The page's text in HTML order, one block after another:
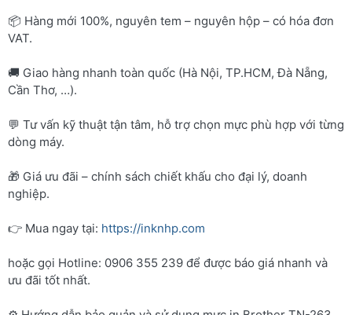
📦 Hàng mới 100%, nguyên tem – nguyên hộp – có hóa đơn
VAT.
🚚 Giao hàng nhanh toàn quốc (Hà Nội, TP.HCM, Đà Nẵng,
Cần Thơ, …).
💬 Tư vấn kỹ thuật tận tâm, hỗ trợ chọn mực phù hợp với từng
dòng máy.
🎁 Giá ưu đãi – chính sách chiết khấu cho đại lý, doanh
nghiệp.
👉 Mua ngay tại: https://inknhp.com
hoặc gọi Hotline: 0906 355 239 để được báo giá nhanh và
ưu đãi tốt nhất.